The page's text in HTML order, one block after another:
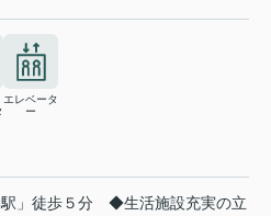
エレベータ
ー
」徒歩５分 ◆生活施設充実の立